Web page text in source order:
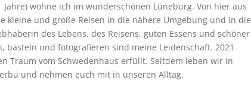
Jahre) wohne ich im wunderschönen Lüneburg. Von hier aus
kleine und große Reisen in die nähere Umgebung und in die
des Lebens, des Reisens, guten Essens und schöner
basteln und fotografieren sind meine Leidenschaft. 2021
Traum vom Schwedenhaus erfüllt. Seitdem leben wir in
und nehmen euch mit in unseren Alltag.